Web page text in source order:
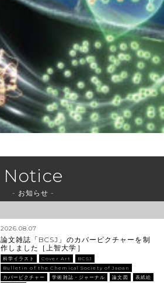
Notice
- お知らせ -
2026.08.07
論文雑誌「BCSJ」のカバーピクチャーを制
作しました［上智大学］
科学イラスト Cover Art
BCSJ
Bulletin of the Chemical Society of Japan
カバーピクチャー
学術雑誌・ジャーナル 論文図
表紙絵